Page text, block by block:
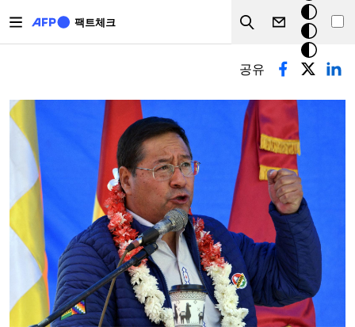
팩트체크
Search
크
모
드
기본탭
공유